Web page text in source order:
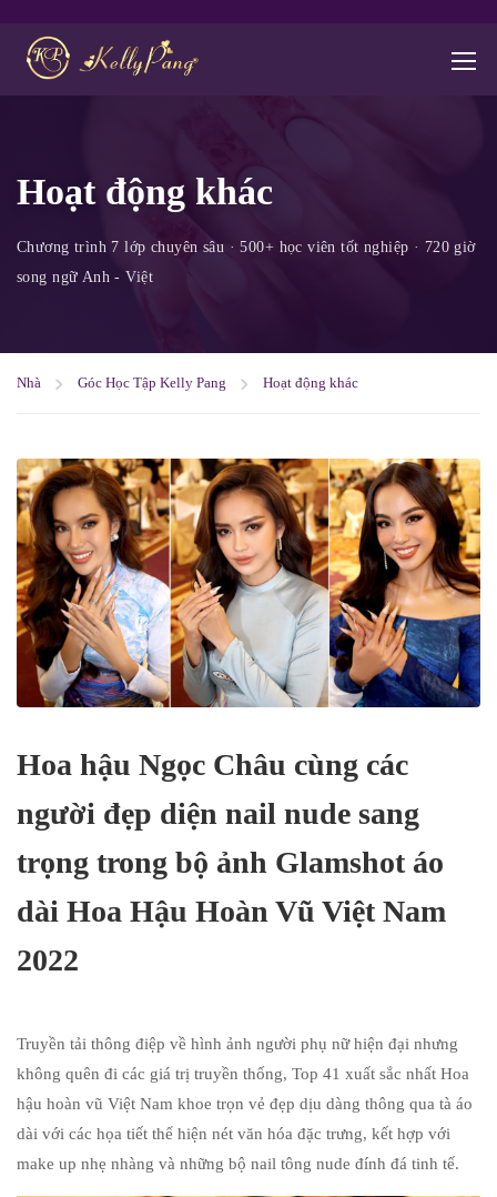
Hoạt động khác
Nhà Góc Học Tập Kelly Pang Hoạt động khác
Hoa hậu Ngọc Châu cùng các
người đẹp diện nail nude sang
trọng trong bộ ảnh Glamshot áo
dài Hoa Hậu Hoàn Vũ Việt Nam
2022
Truyền tải thông điệp về hình ảnh người phụ nữ hiện đại nhưng
không quên đi các giá trị truyền thống, Top 41 xuất sắc nhất Hoa
hậu hoàn vũ Việt Nam khoe trọn vẻ đẹp dịu dàng thông qua tà áo
dài với các họa tiết thể hiện nét văn hóa đặc trưng, kết hợp với
make up nhẹ nhàng và những bộ nail tông nude đính đá tinh tế.